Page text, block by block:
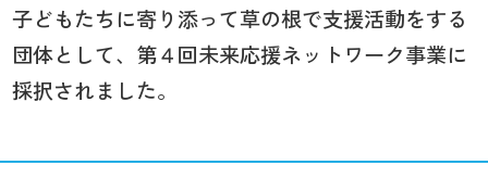
子どもたちに寄り添って草の根で支援活動をする
団体として、第４回未来応援ネットワーク事業に
採択されました。